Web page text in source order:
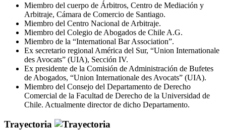
Miembro del cuerpo de Árbitros, Centro de Mediación y
Arbitraje, Cámara de Comercio de Santiago.
Miembro del Centro Nacional de Arbitraje.
Miembro del Colegio de Abogados de Chile A.G.
Miembro de la “International Bar Association”.
Ex secretario regional América del Sur, “Union Internationale
des Avocats” (UIA), Sección IV.
Ex presidente de la Comisión de Administración de Bufetes
de Abogados, “Union Internationale des Avocats” (UIA).
Miembro del Consejo del Departamento de Derecho
Comercial de la Facultad de Derecho de la Universidad de
Chile. Actualmente director de dicho Departamento.
Trayectoria